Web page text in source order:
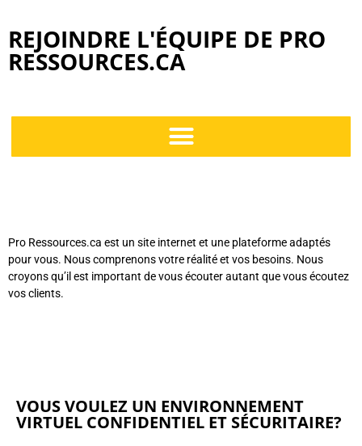
REJOINDRE L'ÉQUIPE DE PRO
RESSOURCES.CA
Pro Ressources.ca est un site internet et une plateforme adaptés
pour vous. Nous comprenons votre réalité et vos besoins. Nous
croyons qu’il est important de vous écouter autant que vous écoutez
vos clients.
VOUS VOULEZ UN ENVIRONNEMENT
VIRTUEL CONFIDENTIEL ET SÉCURITAIRE?